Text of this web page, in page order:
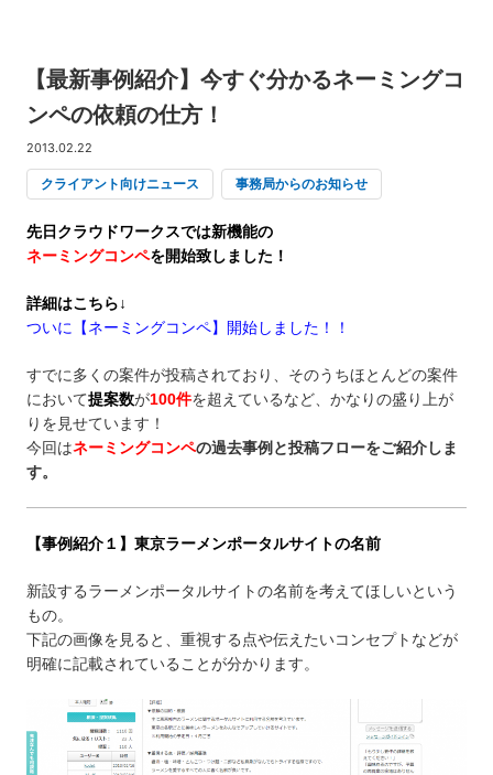
【最新事例紹介】今すぐ分かるネーミングコ
ンペの依頼の仕方！
2013.02.22
クライアント向けニュース 事務局からのお知らせ
先日クラウドワークスでは新機能の
ネーミングコンペを開始致しました！
詳細はこちら↓
ついに【ネーミングコンペ】開始しました！！
すでに多くの案件が投稿されており、そのうちほとんどの案件
において提案数が100件を超えているなど、かなりの盛り上が
りを見せています！
今回はネーミングコンペの過去事例と投稿フローをご紹介しま
す。
【事例紹介１】東京ラーメンポータルサイトの名前
新設するラーメンポータルサイトの名前を考えてほしいという
もの。
下記の画像を見ると、重視する点や伝えたいコンセプトなどが
明確に記載されていることが分かります。